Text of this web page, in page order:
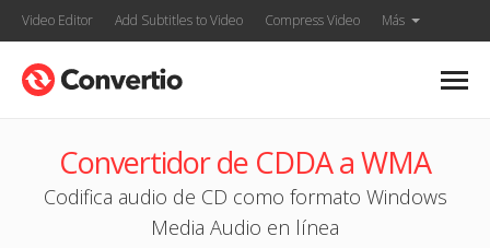
Video Editor Add Subtitles to Video Compress Video Más
Convertidor de CDDA a WMA
Codifica audio de CD como formato Windows
Media Audio en línea